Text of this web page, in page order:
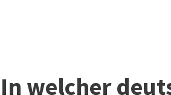
In welcher